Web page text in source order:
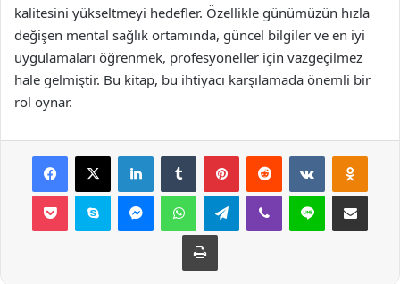
kalitesini yükseltmeyi hedefler. Özellikle günümüzün hızla
değişen mental sağlık ortamında, güncel bilgiler ve en iyi
uygulamaları öğrenmek, profesyoneller için vazgeçilmez
hale gelmiştir. Bu kitap, bu ihtiyacı karşılamada önemli bir
rol oynar.
Facebook
X LinkedInTumblr PinterestReddit VKontakte
Pocket Skype MessengerWhatsAppTelegramViber Line E-Posta ile
Yazdır